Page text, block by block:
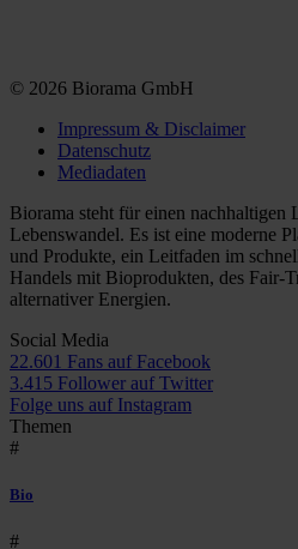
© 2026 Biorama GmbH
Impressum & Disclaimer
Datenschutz
Mediadaten
Biorama steht für einen nachhaltigen
Lebenswandel. Es ist eine moderne
und Produkte, ein Leitfaden im
Handels mit Bioprodukten, des Fair-
alternativer Energien.
Social Media
22.601 Fans auf Facebook
3.415 Follower auf Twitter
Folge uns auf Instagram
Themen
#
Bio
#